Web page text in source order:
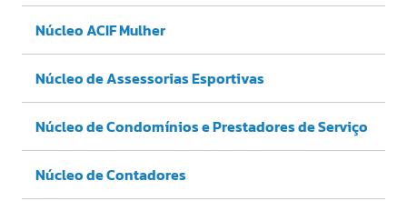
Núcleo ACIF Mulher
Núcleo de Assessorias Esportivas
Núcleo de Condomínios e Prestadores de Serviço
Núcleo de Contadores